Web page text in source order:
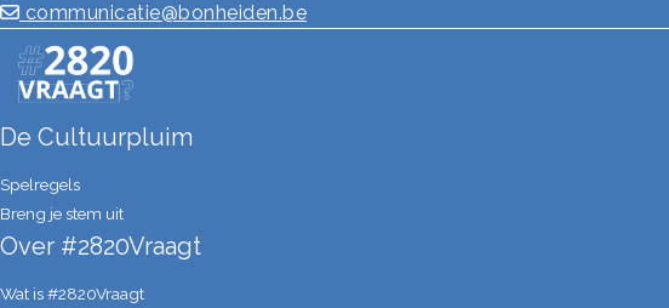
communicatie@bonheiden.be
De Cultuurpluim
Spelregels
Breng je stem uit
Over #2820Vraagt
Wat is #2820Vraagt